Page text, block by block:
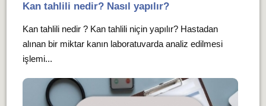
Kan tahlili nedir? Nasıl yapılır?
Kan tahlili nedir ? Kan tahlili niçin yapılır? Hastadan
alınan bir miktar kanın laboratuvarda analiz edilmesi
işlemi...